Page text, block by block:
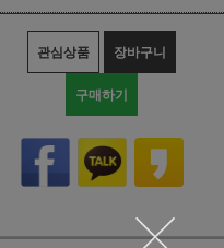
관심상품 장바구니
구매하기